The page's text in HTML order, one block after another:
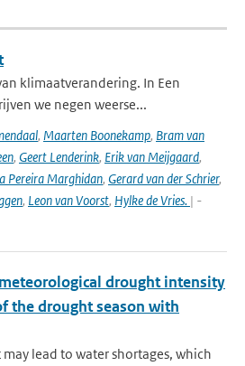
klimaatverandering. In Een
we negen weerse...
, Maarten Boonekamp, Bram van
, Geert Lenderink, Erik van Meijgaard,
Pereira Marghidan, Gerard van der Schrier,
, Leon van Voorst, Hylke de Vries. | -
drought intensity
the drought season with
lead to water shortages, which